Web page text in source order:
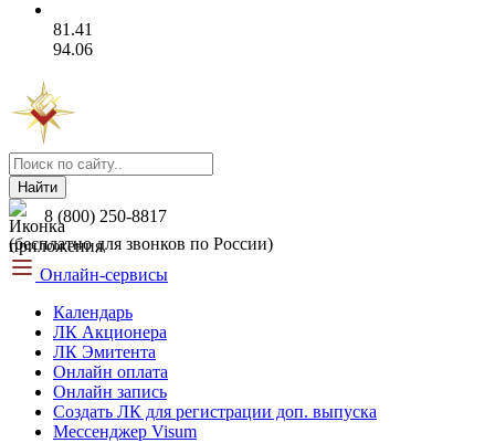
81.41
94.06
Найти
8 (800) 250-8817
(бесплатно для звонков по России)
Онлайн-сервисы
Календарь
ЛК Акционера
ЛК Эмитента
Онлайн оплата
Онлайн запись
Создать ЛК для регистрации доп. выпуска
Мессенджер Visum